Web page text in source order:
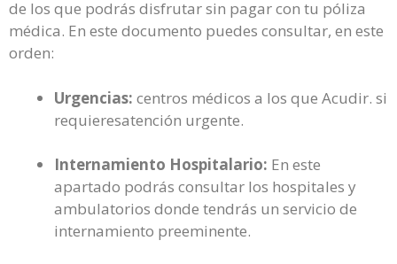
de los que podrás disfrutar sin pagar con tu póliza
médica. En este documento puedes consultar, en este
orden:
Urgencias: centros médicos a los que Acudir. si
requieresatención urgente.
Internamiento Hospitalario: En este
apartado podrás consultar los hospitales y
ambulatorios donde tendrás un servicio de
internamiento preeminente.